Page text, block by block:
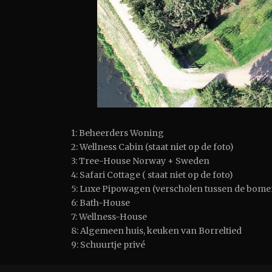
1: Beheerders Woning
2: Wellness Cabin (staat niet op de foto)
3: Tree-House Norway + Sweden
4: Safari Cottage ( staat niet op de foto)
5: Luxe Pipowagen (verscholen tussen de
6: Bath-House
7: Wellness-House
8: Algemeen huis, keuken van Borreltied
9: Schuurtje privé